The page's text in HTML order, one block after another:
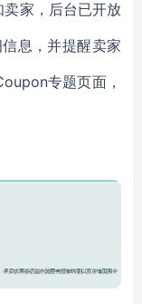
家，后台已开放
息，并提醒卖家
专题页面，